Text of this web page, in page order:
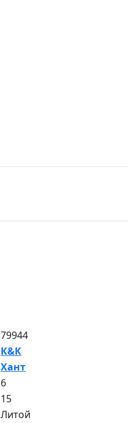
79944
К&К
Хант
6
15
Литой